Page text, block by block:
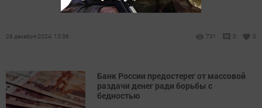
28 декабря 2024, 13:36 731 0 0
Банк России предостерег от массовой
раздачи денег ради борьбы с
бедностью